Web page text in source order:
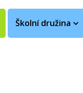
Školní družina